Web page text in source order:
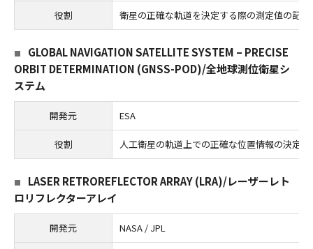
役割 衛星の正確な軌道を決定する際の測定値の記録
GLOBAL NAVIGATION SATELLITE SYSTEM – PRECISE
ORBIT DETERMINATION (GNSS-POD)/全地球測位衛星シ
ステム
開発元 ESA
役割 人工衛星の軌道上での正確な位置情報の決定
LASER RETROREFLECTOR ARRAY (LRA)/レーザーレト
ロリフレクターアレイ
開発元 NASA / JPL